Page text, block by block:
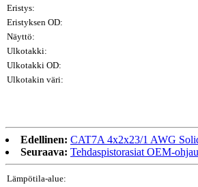
Eristys:
Eristyksen OD:
Näyttö:
Ulkotakki:
Ulkotakki OD:
Ulkotakin väri:
Edellinen: CAT7A 4x2x23/1 AWG
Seuraava: Tehdaspistorasiat OEM-
Lämpötila-alue: